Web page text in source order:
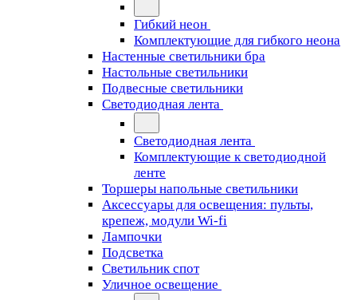
Гибкий неон
Комплектующие для гибкого неона
Настенные светильники бра
Настольные светильники
Подвесные светильники
Светодиодная лента
Светодиодная лента
Комплектующие к светодиодной
ленте
Торшеры напольные светильники
Аксессуары для освещения: пульты,
крепеж, модули Wi-fi
Лампочки
Подсветка
Светильник спот
Уличное освещение